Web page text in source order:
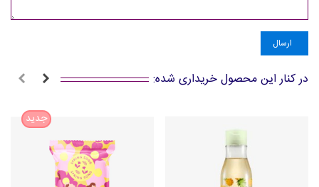
ارسال
در کنار این محصول خریداری شده:
جدید